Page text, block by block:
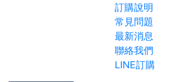
訂購說明
常見問題
最新消息
聯絡我們
LINE訂購